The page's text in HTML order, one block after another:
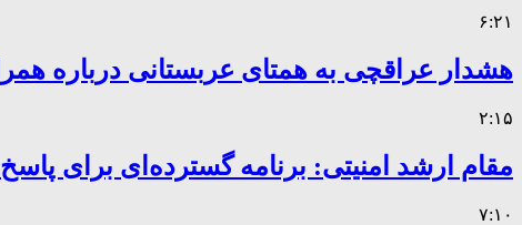
۶:۲۱
هشدار عراقچی به همتای عربستانی درباره
۲:۱۵
مقام ارشد امنیتی: برنامه گسترده‌ای برای پاسخ
۷:۱۰